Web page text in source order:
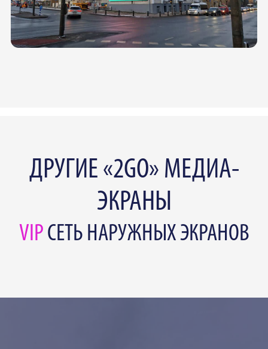
ДРУГИЕ «2GO» МЕДИА-
ЭКРАНЫ
VIP СЕТЬ НАРУЖНЫХ ЭКРАНОВ